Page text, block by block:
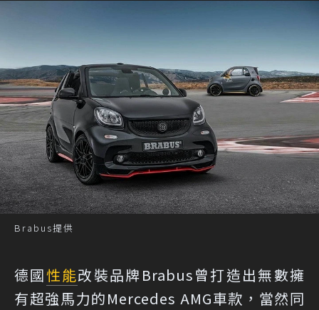
Brabus提供
德國性能改裝品牌Brabus曾打造出無數擁
有超強馬力的Mercedes AMG車款，當然同